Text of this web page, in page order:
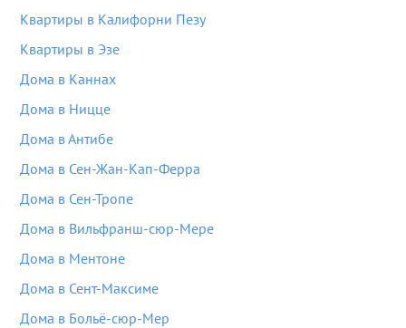
Квартиры в Калифорни Пезу
Квартиры в Эзе
Дома в Каннах
Дома в Ницце
Дома в Антибе
Дома в Сен-Жан-Кап-Ферра
Дома в Сен-Тропе
Дома в Вильфранш-сюр-Мере
Дома в Ментоне
Дома в Сент-Максиме
Дома в Больё-сюр-Мер